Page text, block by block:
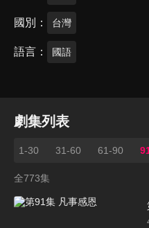
國別 台灣
語言 國語
劇集列表
1-30 31-60 61-90
全773集